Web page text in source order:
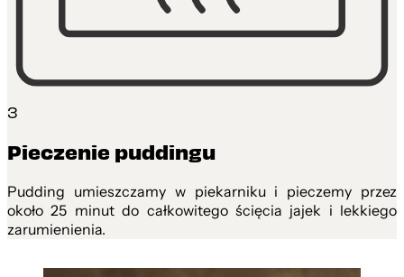
3
Pieczenie puddingu
Pudding umieszczamy w piekarniku i pieczemy przez
około 25 minut do całkowitego ścięcia jajek i lekkiego
zarumienienia.